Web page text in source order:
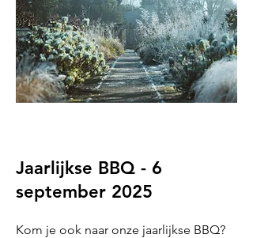
Jaarlijkse BBQ - 6
september 2025
Kom je ook naar onze jaarlijkse BBQ?